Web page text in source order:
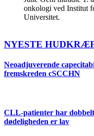
onkologi ved Institut
Universitet.
NYESTE
Neoadjuverende
fremskreden cSCCHN
CLL-patienter har
dødeligheden er lav